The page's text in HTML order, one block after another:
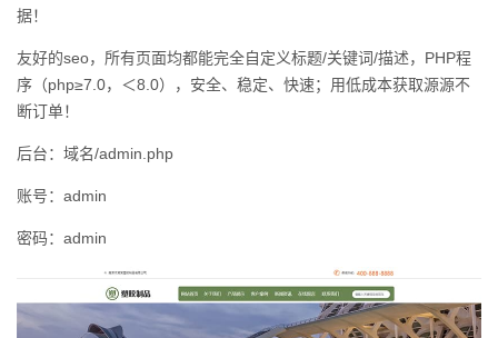
据！
友好的seo，所有页面均都能完全自定义标题/关键词/描述，PHP程
序（php≥7.0，＜8.0），安全、稳定、快速；用低成本获取源源不
断订单！
后台：域名/admin.php
账号：admin
密码：admin